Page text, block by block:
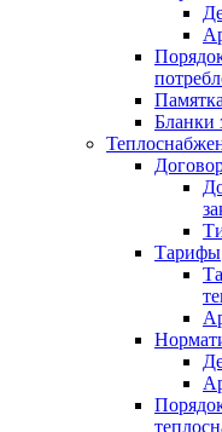
Бланки
Тарифы